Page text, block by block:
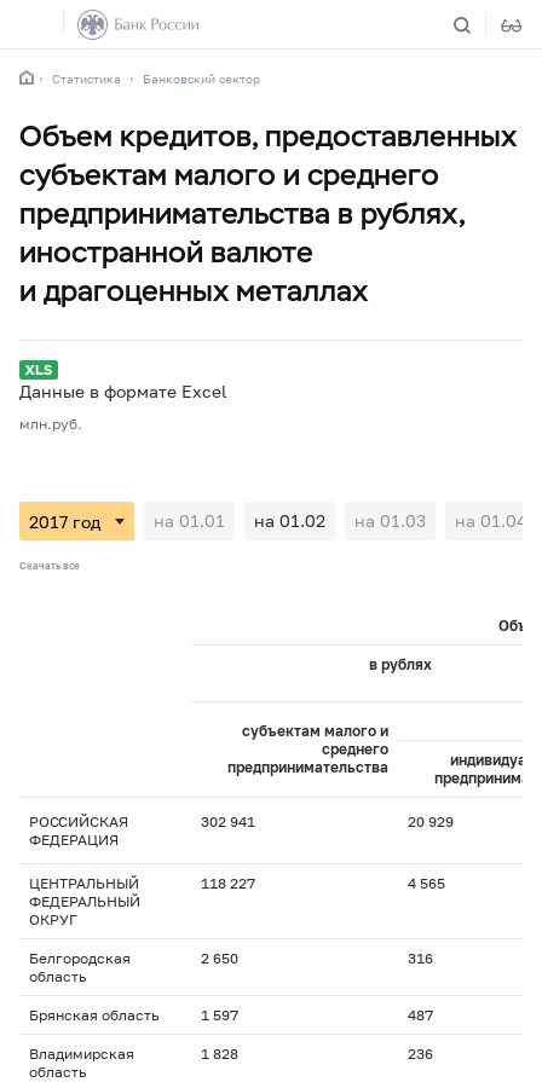
Статистика Банковский сектор
Объем кредитов, предоставленных
субъектам малого и среднего
предпринимательства в рублях,
иностранной валюте
и драгоценных металлах
Данные в формате Excel
млн.руб.
на 01.01 на 01.02 на 01.03 на 01.04
Скачать все
в рублях
субъектам малого и
среднего
предпринимательства
РОССИЙСКАЯ
ФЕДЕРАЦИЯ
302 941 20 929
ЦЕНТРАЛЬНЫЙ
ФЕДЕРАЛЬНЫЙ
ОКРУГ
118 227 4 565
Белгородская
область
2 650 316
Брянская область 1 597 487
Владимирская
область
1 828 236